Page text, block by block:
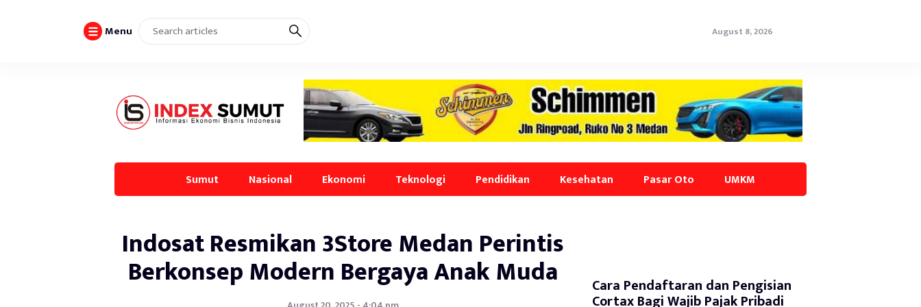
Menu August 8, 2026
Sumut Nasional Ekonomi Teknologi Pendidikan Kesehatan Pasar Oto UMKM
Indosat Resmikan 3Store Medan Perintis
Berkonsep Modern Bergaya Anak Muda Cara Pendaftaran dan Pengisian
Cortax Bagi Wajib Pajak Pribadi